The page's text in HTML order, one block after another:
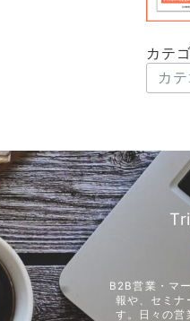
カテ
B2B営業・マ
報や、セミナ
す。日々の営